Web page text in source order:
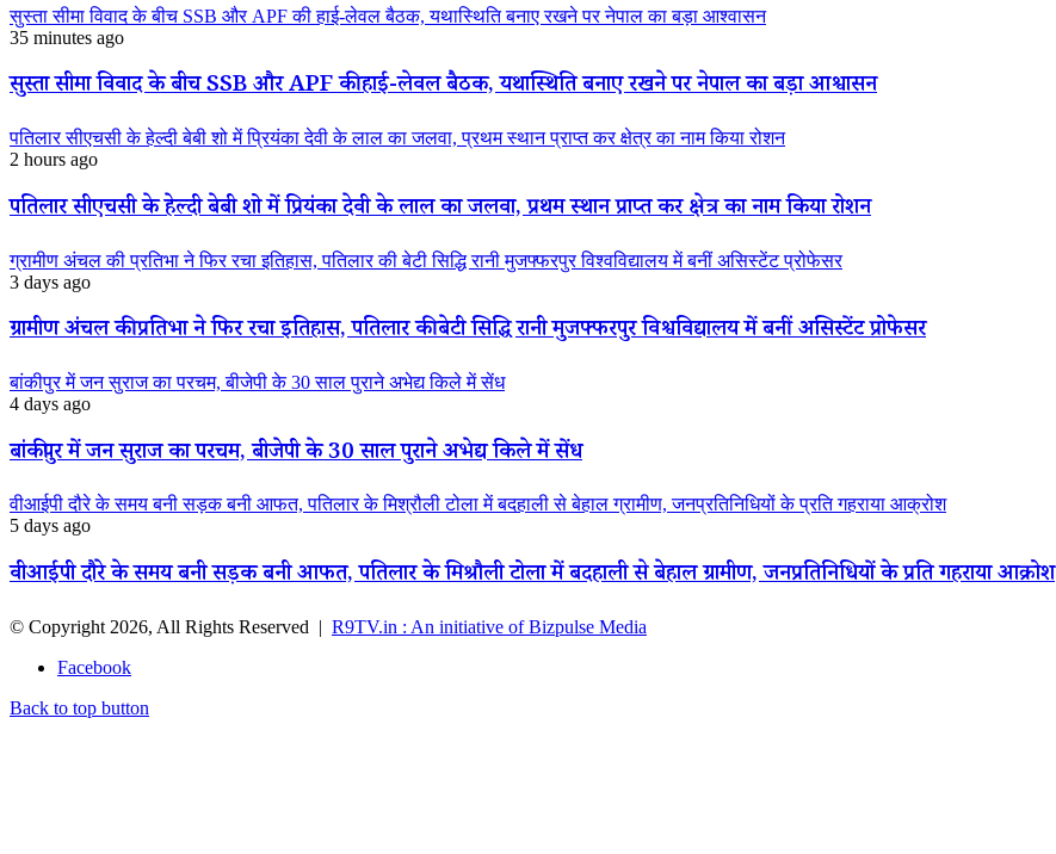
सुस्ता सीमा विवाद के बीच SSB और APF की हाई-लेवल बैठक, यथास्थिति बनाए रखने पर नेपाल का बड़ा आश्वासन
35 minutes ago
सुस्ता सीमा विवाद के बीच SSB और APF की हाई-लेवल बैठक, यथास्थिति बनाए रखने पर नेपाल का बड़ा आश्वासन
पतिलार सीएचसी के हेल्दी बेबी शो में प्रियंका देवी के लाल का जलवा, प्रथम स्थान प्राप्त कर क्षेत्र का नाम किया रोशन
2 hours ago
पतिलार सीएचसी के हेल्दी बेबी शो में प्रियंका देवी के लाल का जलवा, प्रथम स्थान प्राप्त कर क्षेत्र का नाम किया रोशन
ग्रामीण अंचल की प्रतिभा ने फिर रचा इतिहास, पतिलार की बेटी सिद्धि रानी मुजफ्फरपुर विश्वविद्यालय में बनीं असिस्टेंट प्रोफेसर
3 days ago
ग्रामीण अंचल की प्रतिभा ने फिर रचा इतिहास, पतिलार की बेटी सिद्धि रानी मुजफ्फरपुर विश्वविद्यालय में बनीं असिस्टेंट प्रोफेसर
बांकीपुर में जन सुराज का परचम, बीजेपी के 30 साल पुराने अभेद्य किले में सेंध
4 days ago
बांकीपुर में जन सुराज का परचम, बीजेपी के 30 साल पुराने अभेद्य किले में सेंध
वीआईपी दौरे के समय बनी सड़क बनी आफत, पतिलार के मिश्रौली टोला में बदहाली से बेहाल ग्रामीण, जनप्रतिनिधियों के प्रति गहराया आक्रोश
5 days ago
वीआईपी दौरे के समय बनी सड़क बनी आफत, पतिलार के मिश्रौली टोला में बदहाली से बेहाल ग्रामीण, जनप्रतिनिधियों के प्रति गहराया आक्रोश
© Copyright 2026, All Rights Reserved | R9TV.in : An initiative of Bizpulse Media
Facebook
Back to top button